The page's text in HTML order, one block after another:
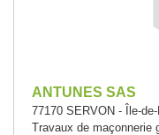
ANTUNES SAS
77170 SERVON - Île-
Travaux de maçonnerie